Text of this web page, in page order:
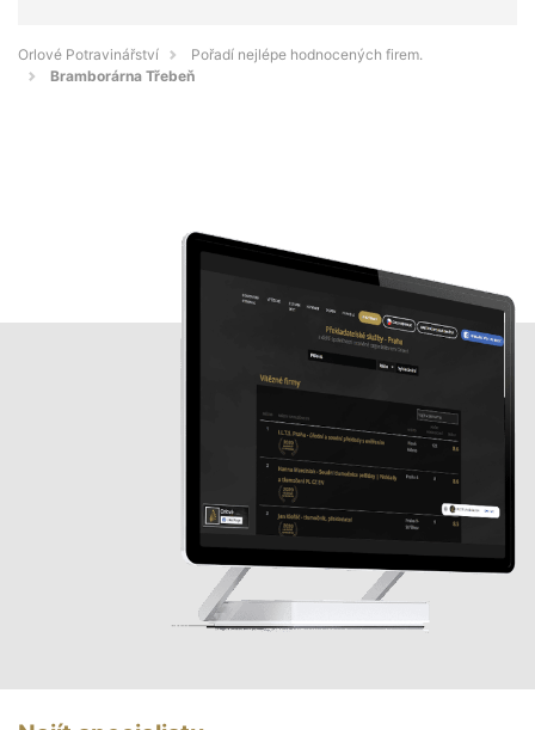
Orlové Potravinářství
Pořadí nejlépe hodnocených firem.
Bramborárna Třebeň